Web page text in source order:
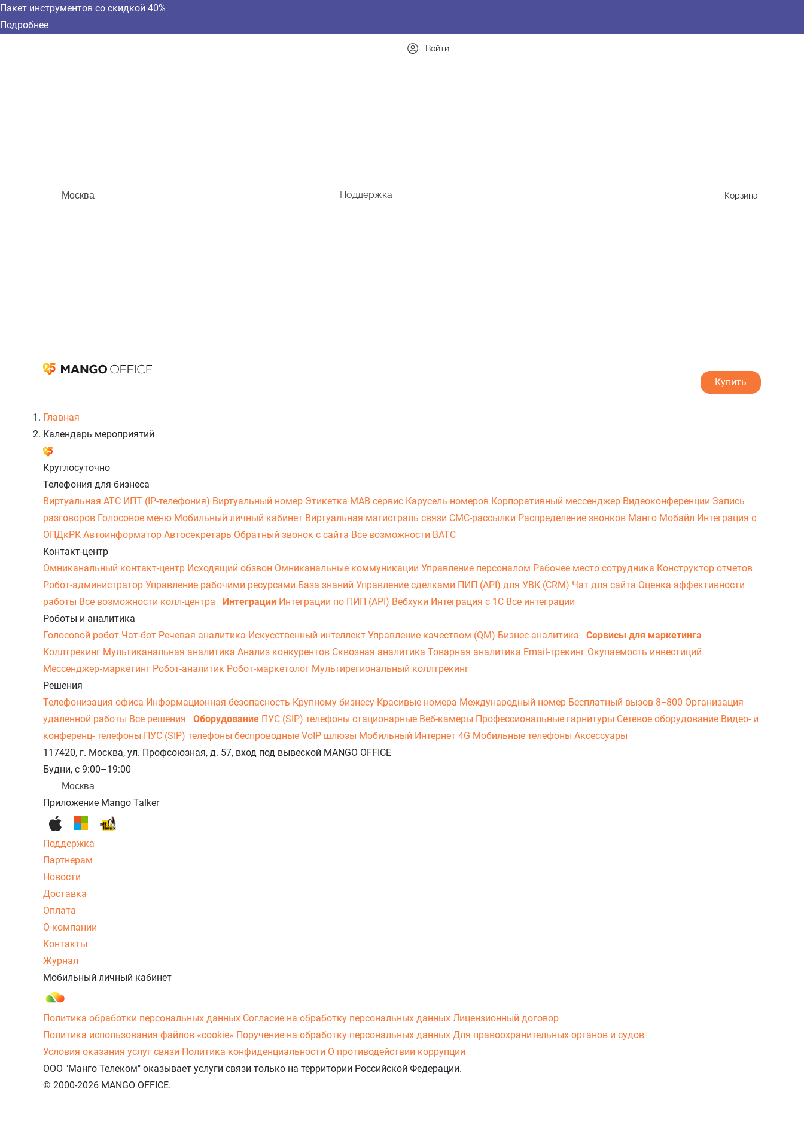
Пакет инструментов со скидкой 40%
Подробнее
Москва Поддержка
Войти
Корзина
Купить
Главная
Календарь мероприятий
Круглосуточно
Телефония для бизнеса
Виртуальная АТС ИПТ (IP-телефония) Виртуальный номер Этикетка МАВ сервис Карусель номеров Корпоративный мессенджер Видеоконференции Запись
разговоров Голосовое меню Мобильный личный кабинет Виртуальная магистраль связи СМС-рассылки Распределение звонков Манго Мобайл Интеграция с
ОПДкРК Автоинформатор Автосекретарь Обратный звонок с сайта Все возможности ВАТС
Контакт-центр
Омниканальный контакт-центр Исходящий обзвон Омниканальные коммуникации Управление персоналом Рабочее место сотрудника Конструктор отчетов
Робот-администратор Управление рабочими ресурсами База знаний Управление сделками ПИП (API) для УВК (CRM) Чат для сайта Оценка эффективности
работы Все возможности колл-центра Интеграции Интеграции по ПИП (API) Вебхуки Интеграция с 1С Все интеграции
Роботы и аналитика
Голосовой робот Чат-бот Речевая аналитика Искусственный интеллект Управление качеством (QM) Бизнес-аналитика
Сервисы для маркетинга
Коллтрекинг Мультиканальная аналитика Анализ конкурентов Сквозная аналитика Товарная аналитика Email-трекинг Окупаемость инвестиций
Мессенджер‑маркетинг Робот-аналитик Робот-маркетолог Мультирегиональный коллтрекинг
Решения
Телефонизация офиса Информационная безопасность Крупному бизнесу Красивые номера Международный номер Бесплатный вызов 8−800 Организация
удаленной работы Все решения Оборудование ПУС (SIP) телефоны стационарные Веб-камеры Профессиональные гарнитуры Сетевое оборудование Видео- и
конференц- телефоны ПУС (SIP) телефоны беспроводные VoIP шлюзы Мобильный Интернет 4G Мобильные телефоны Аксессуары
117420, г. Москва, ул. Профсоюзная, д. 57, вход под вывеской MANGO OFFICE
Будни, с 9:00–19:00
Москва
Приложение Mango Talker
Поддержка
Партнерам
Новости
Доставка
Оплата
О компании
Контакты
Журнал
Мобильный личный кабинет
Политика обработки персональных данных Согласие на обработку персональных данных Лицензионный договор
Политика использования файлов «cookie» Поручение на обработку персональных данных Для правоохранительных органов и судов
Условия оказания услуг связи Политика конфиденциальности О противодействии коррупции
ООО "Манго Телеком" оказывает услуги связи только на территории Российской Федерации.
© 2000-2026 MANGO OFFICE.